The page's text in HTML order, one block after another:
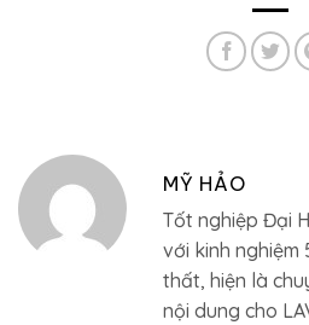
MỸ HẢO
Tốt nghiệp Đại
với kinh nghiệm
thất, hiện là
nội dung cho